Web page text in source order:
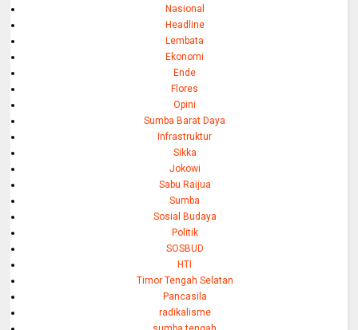
Nasional
Headline
Lembata
Ekonomi
Ende
Flores
Opini
Sumba Barat Daya
Infrastruktur
Sikka
Jokowi
Sabu Raijua
Sumba
Sosial Budaya
Politik
SOSBUD
HTI
Timor Tengah Selatan
Pancasila
radikalisme